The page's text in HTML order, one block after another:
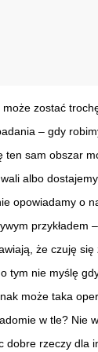
zostać
– gdy
ten sam obszar
albo
opowiadamy o
przykładem
że czuję
tym nie myślę
może taka
w tle? Nie
dobre rzeczy dla